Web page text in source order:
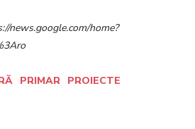
news.google.com/home?
PRIMAR PROIECTE